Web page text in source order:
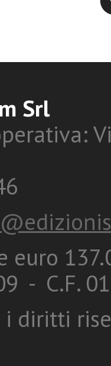
Srl
euro
- C.F.
i diritti